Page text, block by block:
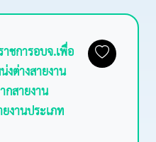
ชการอบจ.เพื่อ
งต่างสายงาน
สายงาน
งานประเภท